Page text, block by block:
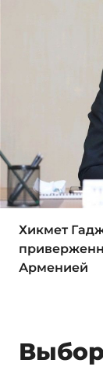
Хикмет
Арменией